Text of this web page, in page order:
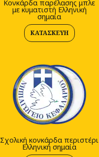
Κονκάρδα παρέλασης μπλε
με κυματιστή Ελληνική
σημαία
ΚΑΤΑΣΚΕΥΉ
Σχολική κονκάρδα περιστέρι
Ελληνική σημαία